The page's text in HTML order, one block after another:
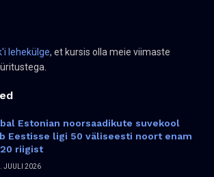
lehekülge, et kursis olla meie viimaste
Estonian noorsaadikute suvekool
Eestisse ligi 50 väliseesti noort enam
riigist
JUULI 2026